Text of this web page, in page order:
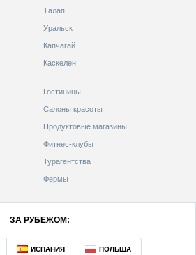
Талап
Уральск
Капчагай
Каскелен
Гостиницы
Салоны красоты
Продуктовые магазины
Фитнес-клубы
Турагентства
Фермы
ЗА РУБЕЖОМ: